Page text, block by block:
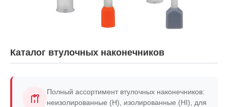
Каталог втулочных наконечников
Полный ассортимент втулочных наконечников:
неизолированные (H), изолированные (HI), для